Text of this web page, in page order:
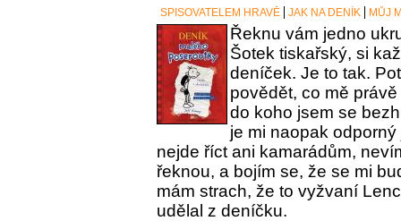
SPISOVATELEM HRAVĚ JAK NA DENÍK MŮJ
Řeknu vám jedno
Šotek tiskařský, si
deníček. Je to tak.
povědět, co mě
do koho jsem se
je mi naopak
nejde říct ani kamarádům,
řeknou, a bojím se, že se mi
mám strach, že to vyžvaní
udělal z deníčku.